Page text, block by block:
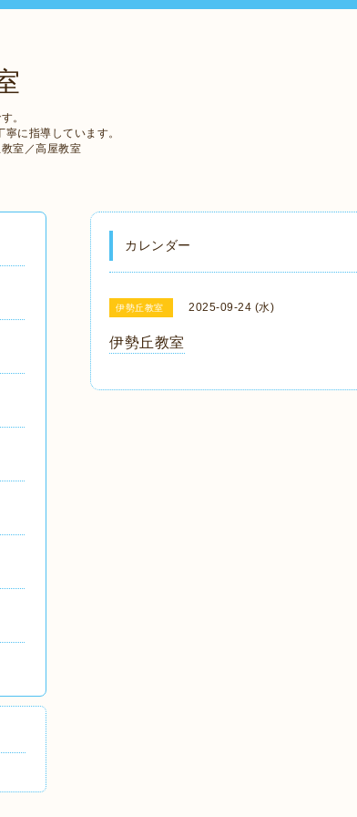
。
に指導しています。
室／高屋教室
カレンダー
伊勢丘教室 2025-09-24 (水)
伊勢丘教室